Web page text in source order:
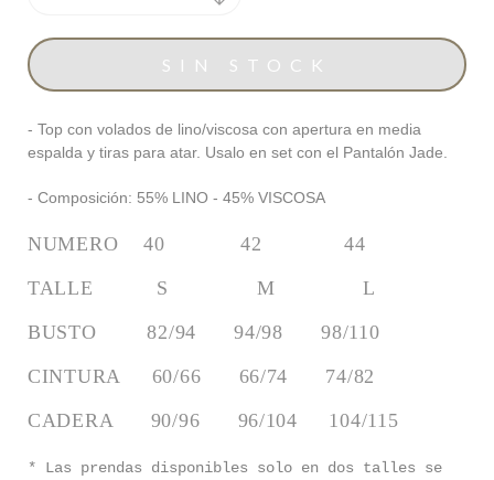
- Top con volados de lino/viscosa con apertura en media
espalda y tiras para atar. Usalo en set con el Pantalón Jade.
- Composición: 55% LINO - 45% VISCOSA
NUMERO    40            42             44
TALLE          S              M              L
BUSTO        82/94      94/98      98/110
CINTURA     60/66      66/74      74/82
CADERA      90/96      96/104     104/115
* Las prendas disponibles solo en dos talles se